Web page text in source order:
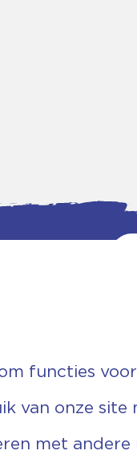
functies
van onze
met